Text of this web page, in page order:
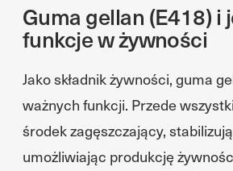
Guma gellan (E418) i
funkcje w żywności
Jako składnik żywności, guma
ważnych funkcji. Przede
środek zagęszczający,
umożliwiając produkcję